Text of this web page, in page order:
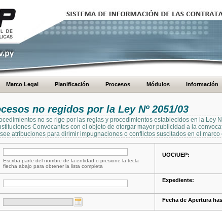
Marco Legal Planificación Procesos Módulos Información
no regidos por la Ley Nº 2051/03
no se rige por las reglas y procedimientos establecidos en la Ley
Convocantes con el objeto de otorgar mayor publicidad a la
atribuciones para dirimir impugnaciones o conflictos suscitados en el
Escriba parte del nombre de la entidad o presione la tecla
flecha abajo para obtener la lista completa
UOC/UEP:
Expediente:
Fecha de Apertura